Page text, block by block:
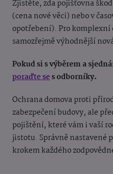
Zjistěte, zda pojišťovna
(cena nové věci) nebo v
opotřebení). Pro komplexní
samozřejmě výhodnější
Pokud si s výběrem a
poraďte ses odborníky.
Ochrana domova proti
zabezpečení budovy, ale
pojištění, které vám i vaší
jistotu. Správně nastavené
krokem každého